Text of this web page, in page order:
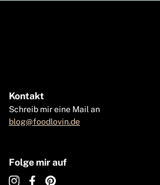
Kontakt
Schreib mir eine Mail an
blog@foodlovin.de
Folge mir auf